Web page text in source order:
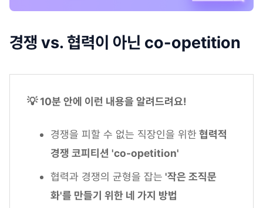
경쟁 vs. 협력이 아닌 co-opetition
💡 10분 안에 이런 내용을 알려드려요!
경쟁을 피할 수 없는 직장인을 위한협력적
경쟁 코피티션 'co-opetition'
협력과 경쟁의 균형을 잡는 '작은 조직문
화'를 만들기 위한 네 가지 방법